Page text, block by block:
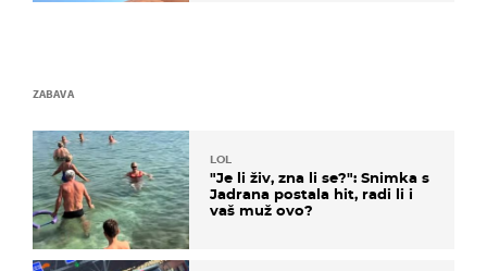
ZABAVA
LOL
"Je li živ, zna li se?": Snimka s
Jadrana postala hit, radi li i
vaš muž ovo?